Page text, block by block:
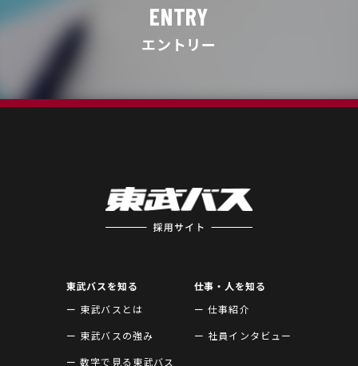
ENTRY
エントリー
東武バスを知る
ー 東武バスとは
ー 東武バスの強み
ー 数字で見る東武バス
仕事・人を知る
ー 仕事紹介
ー 社員インタビュー